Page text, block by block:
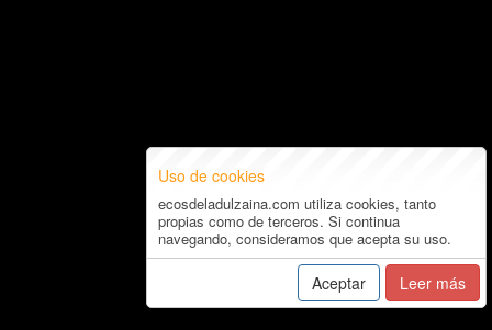
Uso de cookies
ecosdeladulzaina.com utiliza cookies, tanto
propias como de terceros. Si continua
navegando, consideramos que acepta su uso.
Aceptar Leer más